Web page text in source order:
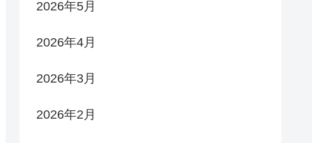
2026年5月
2026年4月
2026年3月
2026年2月